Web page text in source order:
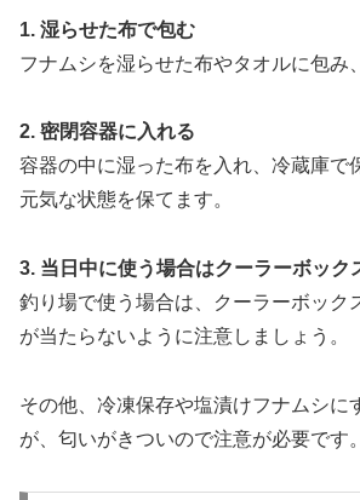
1. 湿らせた布で包む
フナムシを湿らせた布やタオルに包み
2. 密閉容器に入れる
容器の中に湿った布を入れ、冷蔵庫で
元気な状態を保てます。
3. 当日中に使う場合はクーラーボック
釣り場で使う場合は、クーラーボック
が当たらないように注意しましょう。
その他、冷凍保存や塩漬けフナムシに
が、匂いがきついので注意が必要です。